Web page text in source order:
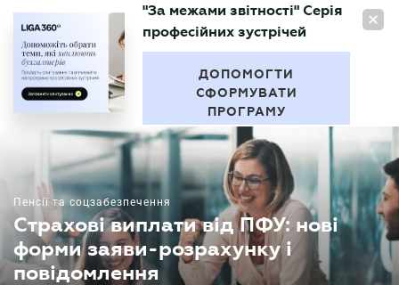
UA
БУХГАЛТЕР
"За межами звітності" Серія
професійних зустрічей
ДОПОМОГТИ
СФОРМУВАТИ
ПРОГРАМУ
Пенсії та соцзабезпечення
Страхові виплати від ПФУ: нові
форми заяви-розрахунку і
повідомлення